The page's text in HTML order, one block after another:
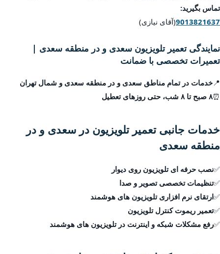
تماس بگیرید:
9013821637(آقای نیازی)
نمایندگی تعمیر تلویزیون سعدی و در منطقه سعدی |
تعمیرات تخصصی با ضمانت
📍خدمات در تمام مناطق سعدی و در منطقه سعدی و شمال تهران
⏰۸ صبح تا ۸ شب، حتی روزهای تعطیل
خدمات جانبی تعمیر تلویزیون در سعدی و در
منطقه سعدی
✅نصب حرفه ای تلویزیون روی دیوار
✅تنظیمات تخصصی تصویر و صدا
✅ارتقای نرم افزاری تلویزیون های هوشمند
✅تعمیر ریموت کنترل تلویزیون
✅رفع مشکلات شبکه و اینترنت در تلویزیون های هوشمند